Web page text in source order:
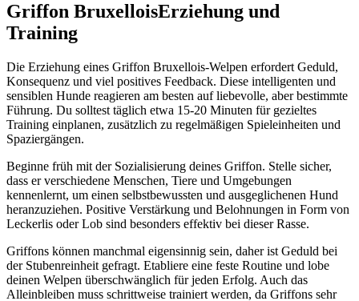
Griffon BruxelloisErziehung und
Training
Die Erziehung eines Griffon Bruxellois-Welpen erfordert Geduld,
Konsequenz und viel positives Feedback. Diese intelligenten und
sensiblen Hunde reagieren am besten auf liebevolle, aber bestimmte
Führung. Du solltest täglich etwa 15-20 Minuten für gezieltes
Training einplanen, zusätzlich zu regelmäßigen Spieleinheiten und
Spaziergängen.
Beginne früh mit der Sozialisierung deines Griffon. Stelle sicher,
dass er verschiedene Menschen, Tiere und Umgebungen
kennenlernt, um einen selbstbewussten und ausgeglichenen Hund
heranzuziehen. Positive Verstärkung und Belohnungen in Form von
Leckerlis oder Lob sind besonders effektiv bei dieser Rasse.
Griffons können manchmal eigensinnig sein, daher ist Geduld bei
der Stubenreinheit gefragt. Etabliere eine feste Routine und lobe
deinen Welpen überschwänglich für jeden Erfolg. Auch das
Alleinbleiben muss schrittweise trainiert werden, da Griffons sehr